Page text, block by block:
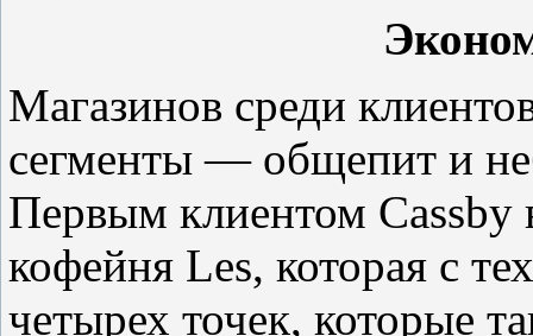
Магазинов среди
сегменты — общепит и
Первым клиентом Cassby
кофейня Les, которая с
четырех точек, которые